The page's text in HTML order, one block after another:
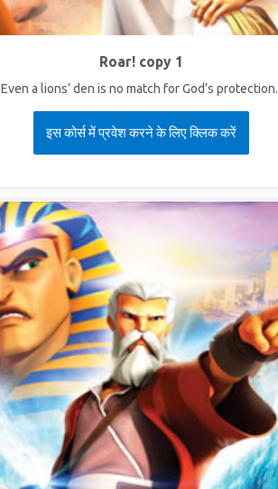
Roar! copy 1
Even a lions’ den is no match for God’s protection.
इस कोर्स में प्रवेश करने के लिए क्लिक करें